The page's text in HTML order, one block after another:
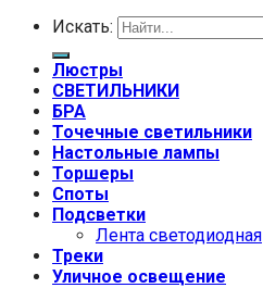
Искать:
Люстры
СВЕТИЛЬНИКИ
БРА
Точечные светильники
Настольные лампы
Торшеры
Споты
Подсветки
Лента светодиодная
Треки
Уличное освещение